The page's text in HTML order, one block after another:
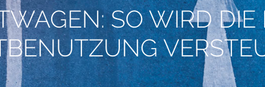
SO WIRD DIE